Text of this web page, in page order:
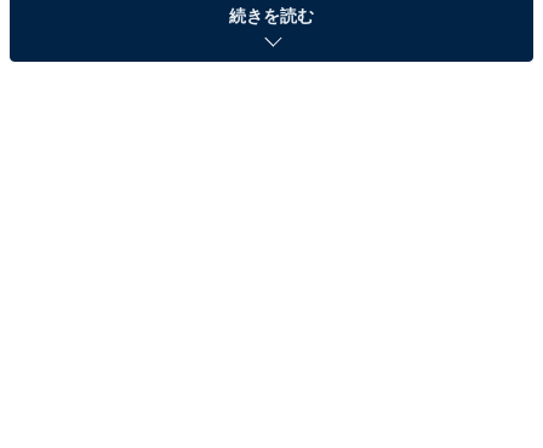
続きを読む